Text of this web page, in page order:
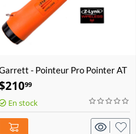
- Pointeur Pro Pointer AT
avec Z-Lynk
21099
En stock